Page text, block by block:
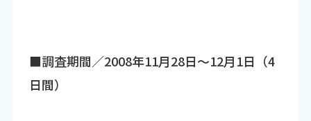
■調査期間／2008年11月28日～12月1日（4
日間）